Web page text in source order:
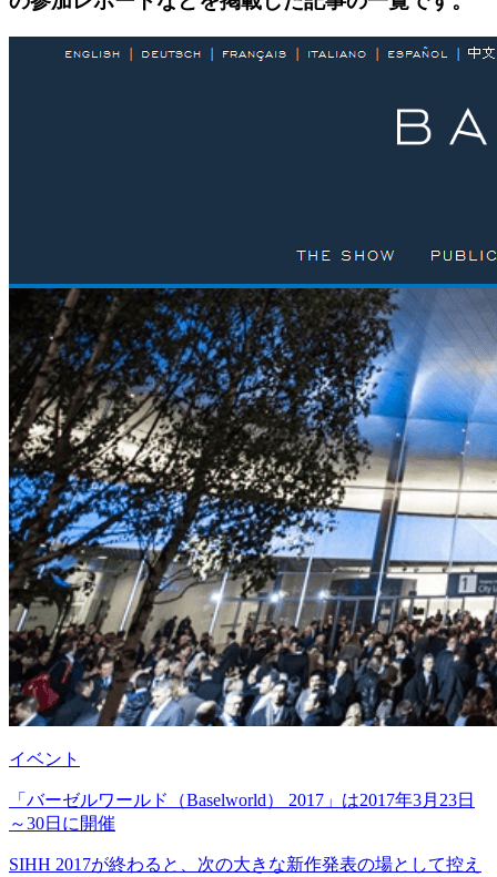
イベント
「バーゼルワールド（Baselworld） 2017」は2017年3月23日
～30日に開催
SIHH 2017が終わると、次の大きな新作発表の場として控え